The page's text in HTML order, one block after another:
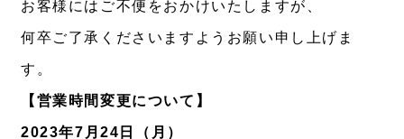
お客様にはご不便をおかけいたしますが、
何卒ご了承くださいますようお願い申し上げま
す。
【営業時間変更について】
2023年7月24日（月）